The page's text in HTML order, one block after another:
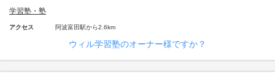
学習塾・塾
アクセス 阿波富田駅から2.6km
ウィル学習塾のオーナー様ですか？